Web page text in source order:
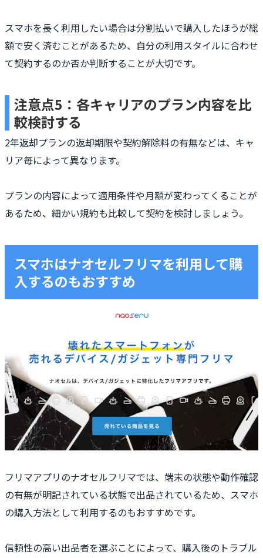
スマホを長く利用したい場合は分割払いで購入したほうが総
額で安く済むことがあるため、自分の利用スタイルに合わせ
て契約するのか否か判断することが大切です。
注意点5：各キャリアのプラン内容を比
較検討する
2年返却プランの返却期限や契約解除料の有無などは、キャ
リア毎によって異なります。
プランの内容によって適用条件や月額が変わってくることが
あるため、細かい規約も比較して契約を検討しましょう。
スマホはナオセルフリマを利用して購
入するのもおすすめ
フリマアプリのナオセルフリマでは、端末の状態や動作確認
の有無が明記されている状態で出品されているため、スマホ
の購入方法として利用するのもおすすめです。
信頼性の高い出品者を選ぶことによって、購入後のトラブル